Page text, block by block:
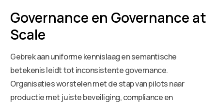
Governance en Governance at
Scale
Gebrek aan uniforme kennislaag en semantische
betekenis leidt tot inconsistente governance.
Organisaties worstelen met de stap van pilots naar
productie met juiste beveiliging, compliance en